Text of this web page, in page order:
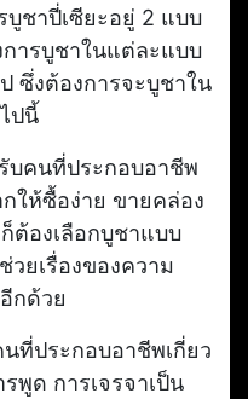
ชาปี่เซียะอยู่ 2 แบบ
ารบูชาในแต่ละแบบ
ซึ่งต้องการจะบูชาใน
ปนี้
บคนที่ประกอบอาชีพ
ให้ซื้อง่าย ขายคล่อง
ต้องเลือกบูชาแบบ
วยเรื่องของความ
กด้วย
ที่ประกอบอาชีพเกี่ยว
พูด การเจรจาเป็น